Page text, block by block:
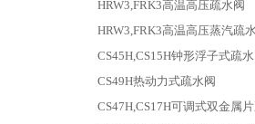
HRW3,FRK3高温高压疏水阀
HRW3,FRK3高温高压蒸汽疏
CS45H,CS15H钟形浮子式疏
CS49H热动力式疏水阀
CS47H,CS17H可调式双金属